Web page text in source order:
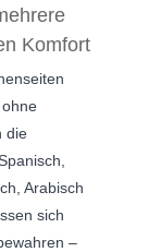
Komfort
die
Arabisch
sich
–